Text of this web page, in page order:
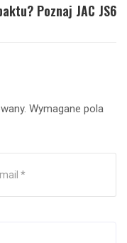
Poznaj JAC JS6
Wymagane pola